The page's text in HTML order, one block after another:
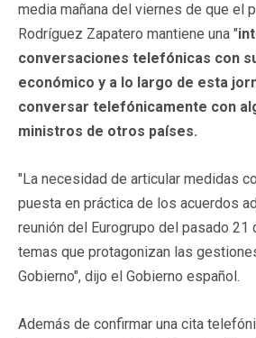
media mañana del viernes de que el
Rodríguez Zapatero mantiene una "
conversaciones telefónicas con
económico y a lo largo de esta
conversar telefónicamente con
ministros de otros países.
"La necesidad de articular medidas
puesta en práctica de los acuerdos
reunión del Eurogrupo del pasado 21
temas que protagonizan las
Gobierno", dijo el Gobierno español.
Además de confirmar una cita